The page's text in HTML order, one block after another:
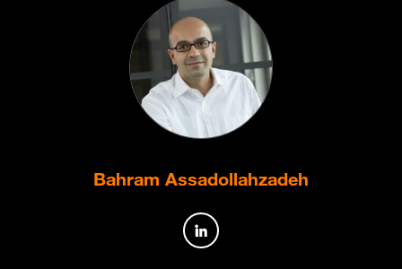
Bahram Assadollahzadeh
Profil de l’auteur sur